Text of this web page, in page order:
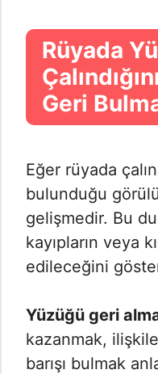
Rüyada
Geri
Eğer rüyada
bulunduğu
gelişmedir. Bu
kayıpların veya
edileceğini
Yüzüğü geri
kazanmak,
barışı bulmak